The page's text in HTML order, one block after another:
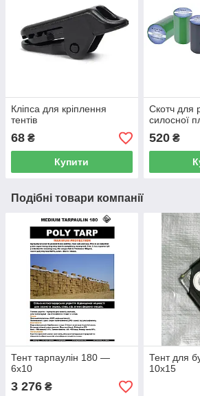
Кліпса для кріплення
тентів
68 ₴
Купити
Скотч для
силосної
520₴
Подібні товари компанії
Тент тарпаулін 180 —
6х10
3 276 ₴
Тент для
10х15